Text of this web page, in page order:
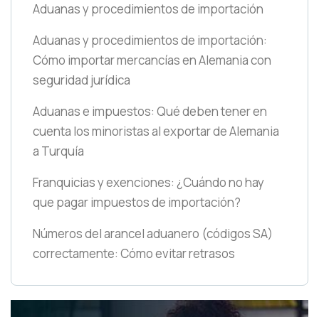
Aduanas y procedimientos de importación
Aduanas y procedimientos de importación:
Cómo importar mercancías en Alemania con
seguridad jurídica
Aduanas e impuestos: Qué deben tener en
cuenta los minoristas al exportar de Alemania
a Turquía
Franquicias y exenciones: ¿Cuándo no hay
que pagar impuestos de importación?
Números del arancel aduanero (códigos SA)
correctamente: Cómo evitar retrasos